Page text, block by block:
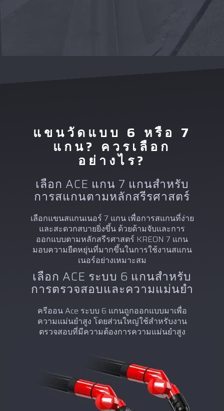
แขนวัดแบบ 6 หรือ 7
แกน? ควรเลือก
อย่างไร?
เลือก ACE แกน 7 แกนสำหรับ
การสแกนตามหลักสรีรศาสตร์
เลือกแขนสแกนเนอร์ 7 แกน เพื่อการสแกนที่ง่าย
และสะดวกสบายยิ่งขึ้น ด้วยด้ามจับและการ
ออกแบบตามหลักสรีรศาสตร์ KREON 7 แกน
มอบความยืดหยุ่นที่มากขึ้นในการใช้งานสแกน
เนอร์อย่างเหมาะสม
เลือก ACE ระบบ 6 แกนสำหรับ
การตรวจสอบและความแม่นยำ
ครีออน Ace ระบบ 6 แกนถูกออกแบบมาเพื่อ
ความแม่นยำสูง โดยส่วนใหญ่ใช้สำหรับงาน
ตรวจสอบที่มีความต้องการความแม่นยำสูง